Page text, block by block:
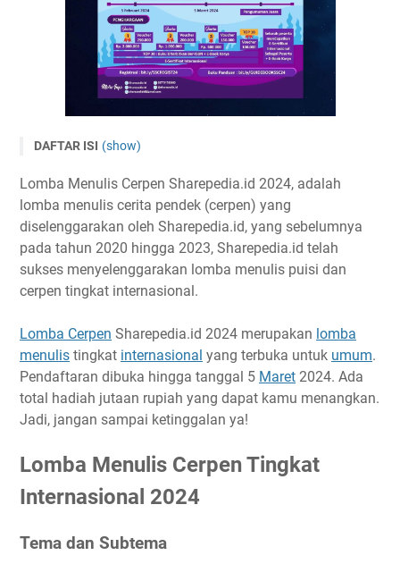
DAFTAR ISI (show)
Tema dan Subtema
Timeline
Ketentuan Pendaftaran
Ketentuan Naskah
Biaya Pendaftaran
Hadiah
Link Penting
Narahubung
Lomba Menulis Cerpen Sharepedia.id 2024, adalah
lomba menulis cerita pendek (cerpen) yang
diselenggarakan oleh Sharepedia.id, yang sebelumnya
pada tahun 2020 hingga 2023, Sharepedia.id telah
sukses menyelenggarakan lomba menulis puisi dan
cerpen tingkat internasional.
Lomba Cerpen Sharepedia.id 2024 merupakan lomba
menulis tingkat internasional yang terbuka untuk umum.
Pendaftaran dibuka hingga tanggal 5 Maret 2024. Ada
total hadiah jutaan rupiah yang dapat kamu menangkan.
Jadi, jangan sampai ketinggalan ya!
Lomba Menulis Cerpen Tingkat
Internasional 2024
Tema dan Subtema